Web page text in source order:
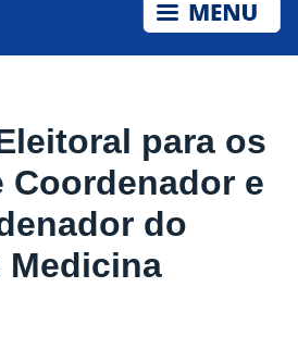
para os
Coordenador e
do
Medicina